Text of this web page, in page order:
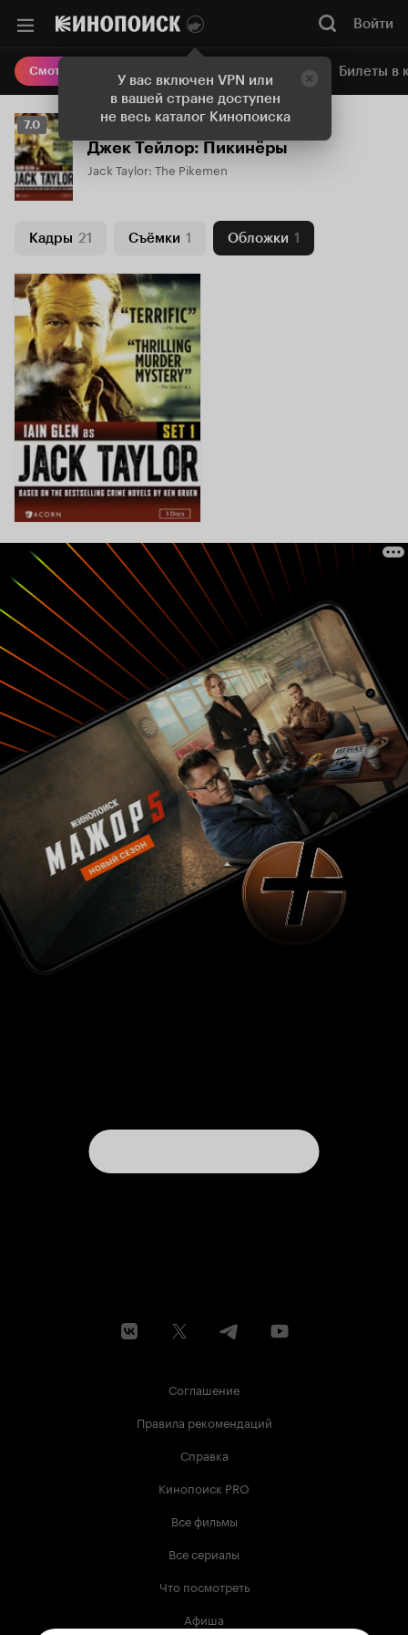
У вас включен VPN или
в вашей стране доступен
не весь каталог Кинопоиска
Войти
Смотреть кино Онлайн-кинотеатр Билеты в
Рейтинг
Кинопоиска
7.0
7.0
Джек Тейлор: Пикинёры
Jack Taylor: The Pikemen
Кадры 21 Съёмки 1 Обложки 1
Соглашение
Правила рекомендаций
Справка
Кинопоиск PRO
Все фильмы
Все сериалы
Что посмотреть
Афиша